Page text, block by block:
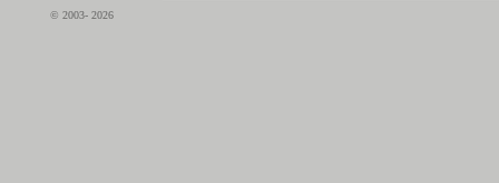
© 2003- 2026